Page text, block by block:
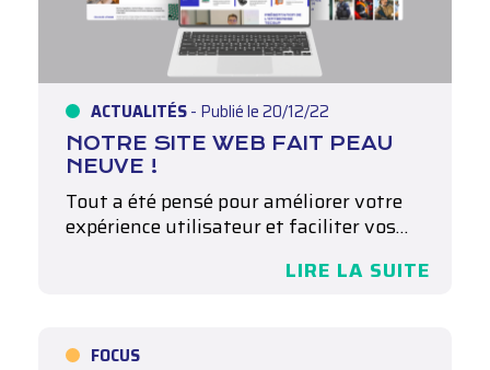
ACTUALITÉS- Publié le 20/12/22
NOTRE SITE WEB FAIT PEAU
NEUVE !
Tout a été pensé pour améliorer votre
expérience utilisateur et faciliter vos…
LIRE LA SUITE
FOCUS